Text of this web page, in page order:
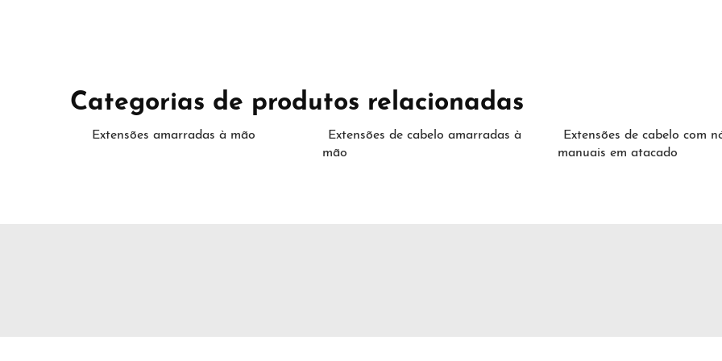
Categorias de produtos relacionadas
Extensões amarradas à mão
Extensões de cabelo amarradas à
mão
Extensões de cabelo com
manuais em atacado